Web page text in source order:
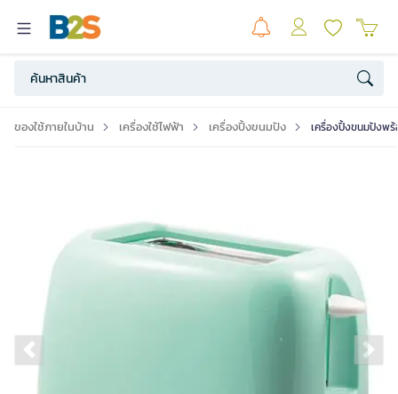
ของใช้ภายในบ้าน เครื่องใช้ไฟฟ้า เครื่องปิ้งขนมปัง เครื่องปิ้งขนมปังพ
Previous slide